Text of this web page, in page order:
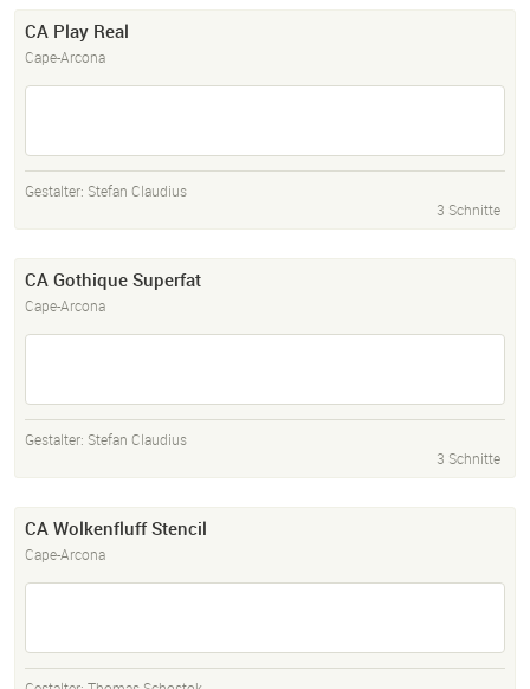
CA Play Real
Cape-Arcona
Gestalter: Stefan Claudius
3 Schnitte
CA Gothique Superfat
Cape-Arcona
Gestalter: Stefan Claudius
3 Schnitte
CA Wolkenfluff Stencil
Cape-Arcona